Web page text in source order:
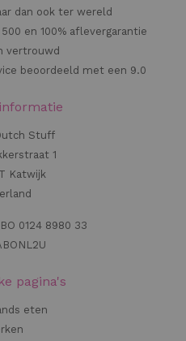
dan ook ter wereld
en 100% aflevergarantie
vertrouwd
beoordeeld met een 9.0
Stuff
1
Katwijk
0124 8980 33
pagina's
eten